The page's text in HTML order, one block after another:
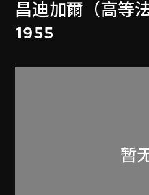
昌迪加爾（高等法
1955